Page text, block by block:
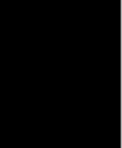
de un
que se
de crimen
que no